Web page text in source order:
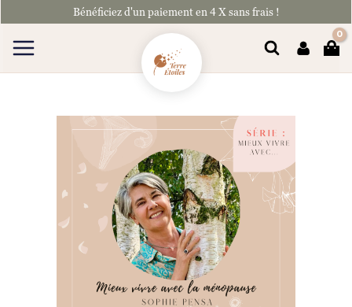
au
Bénéficiez d'un paiement en 4 X sans frais !
Rechercher